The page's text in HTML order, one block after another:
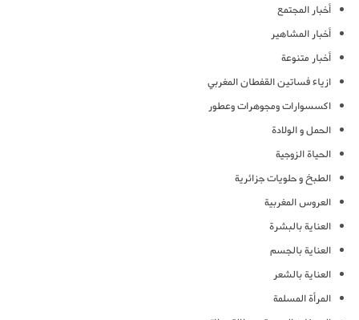
أخبار المجتمع
أخبار المشاهير
أخبار متنوعة
ازياء فساتين القفطان المغربي
اكسسوارات ومجوهرات وعطور
الحمل و الولادة
الحياة الزوجية
الطبخ و حلويات جزائرية
العروس المغربية
العناية بالبشرة
العناية بالجسم
العناية بالشعر
المرأة المسلمة